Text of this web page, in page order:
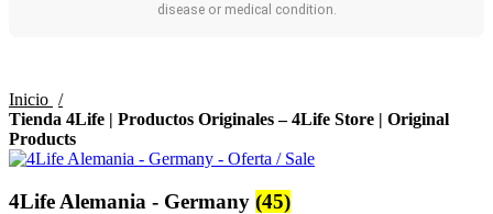
disease or medical condition.
Inicio
Tienda 4Life | Productos Originales – 4Life Store | Original
Products
4Life Alemania - Germany (45)